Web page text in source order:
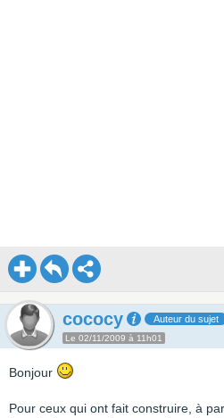
cococy Auteur du sujet
Le 02/11/2009 à 11h01
Bonjour
Pour ceux qui ont fait construire, à